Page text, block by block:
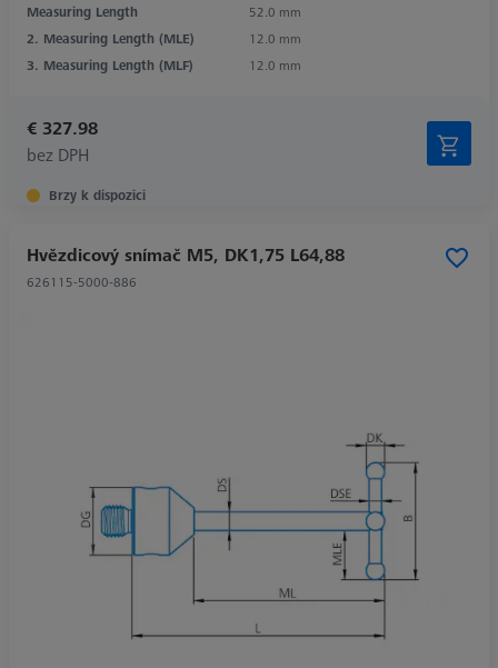
Measuring Length
52.0 mm
2. Measuring Length (MLE)
12.0 mm
3. Measuring Length (MLF)
12.0 mm
€ 327.98
bez DPH
Brzy k dispozici
Hvězdicový snímač M5, DK1,75 L64,88
626115-5000-886